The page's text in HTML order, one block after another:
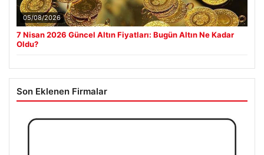
05/08/2026
7 Nisan 2026 Güncel Altın Fiyatları: Bugün Altın Ne Kadar
Oldu?
Son Eklenen Firmalar